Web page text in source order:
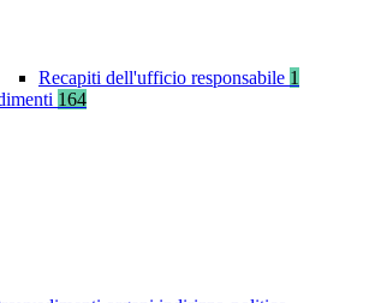
Recapiti dell'ufficio responsabile 1
164